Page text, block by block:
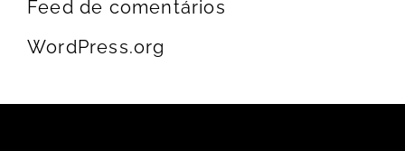
Feed de comentários
WordPress.org